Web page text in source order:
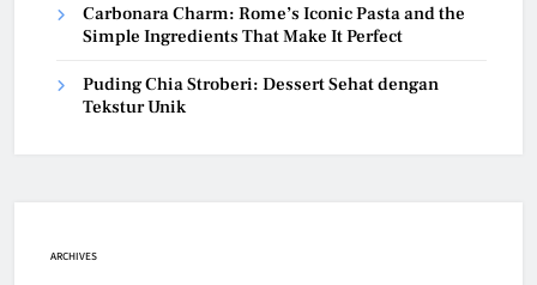
Carbonara Charm: Rome’s Iconic Pasta and the
Simple Ingredients That Make It Perfect
Puding Chia Stroberi: Dessert Sehat dengan
Tekstur Unik
ARCHIVES